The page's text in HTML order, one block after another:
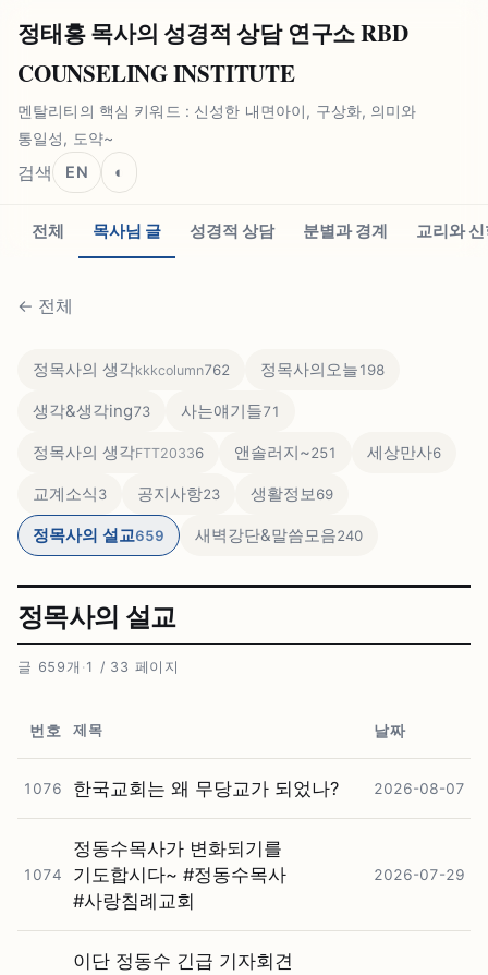
정태홍 목사의 성경적 상담 연구소 RBD
COUNSELING INSTITUTE
멘탈리티의 핵심 키워드 : 신성한 내면아이, 구상화, 의미와
통일성, 도약~
검색 EN ◐
전체 목사님 글 성경적 상담 분별과 경계 교리와
← 전체
정목사의 생각kkkcolumn762 정목사의오늘198
생각&생각ing73 사는얘기들71
정목사의 생각FTT20336 앤솔러지~251 세상만사6
교계소식3 공지사항23 생활정보69
정목사의 설교659 새벽강단&말씀모음240
정목사의 설교
글 659개 · 1 / 33 페이지
번호 제목 날짜
1076 한국교회는 왜 무당교가 되었나? 2026-08-07
1074
정동수목사가 변화되기를
기도합시다~ #⁠정동수목사
#⁠사랑침례교회
2026-07-29
이단 정동수 긴급 기자회견